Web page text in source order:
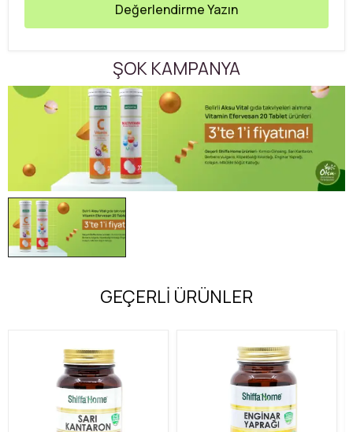
Değerlendirme Yazın
ŞOK KAMPANYA
GEÇERLİ ÜRÜNLER